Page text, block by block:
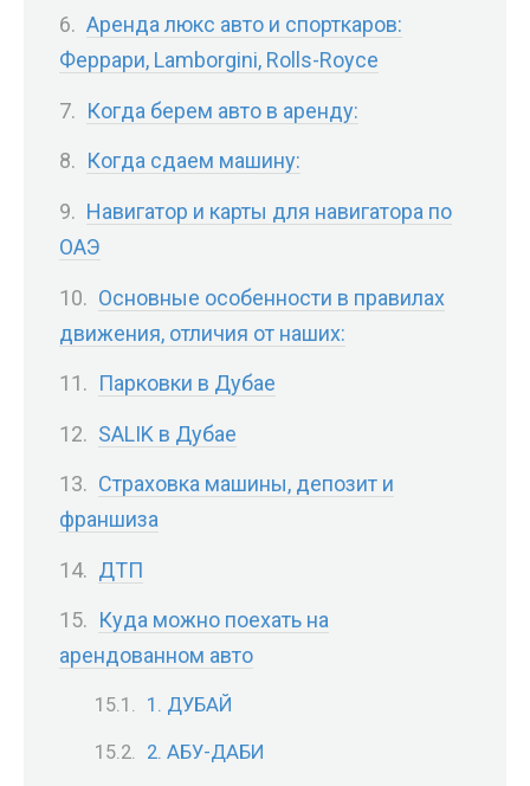
Аренда люкс авто и спорткаров:
Феррари, Lamborgini, Rolls-Royce
Когда берем авто в аренду:
Когда сдаем машину:
Навигатор и карты для навигатора по
ОАЭ
Основные особенности в правилах
движения, отличия от наших:
Парковки в Дубае
SALIK в Дубае
Страховка машины, депозит и
франшиза
ДТП
Куда можно поехать на
арендованном авто
1. ДУБАЙ
2. АБУ-ДАБИ